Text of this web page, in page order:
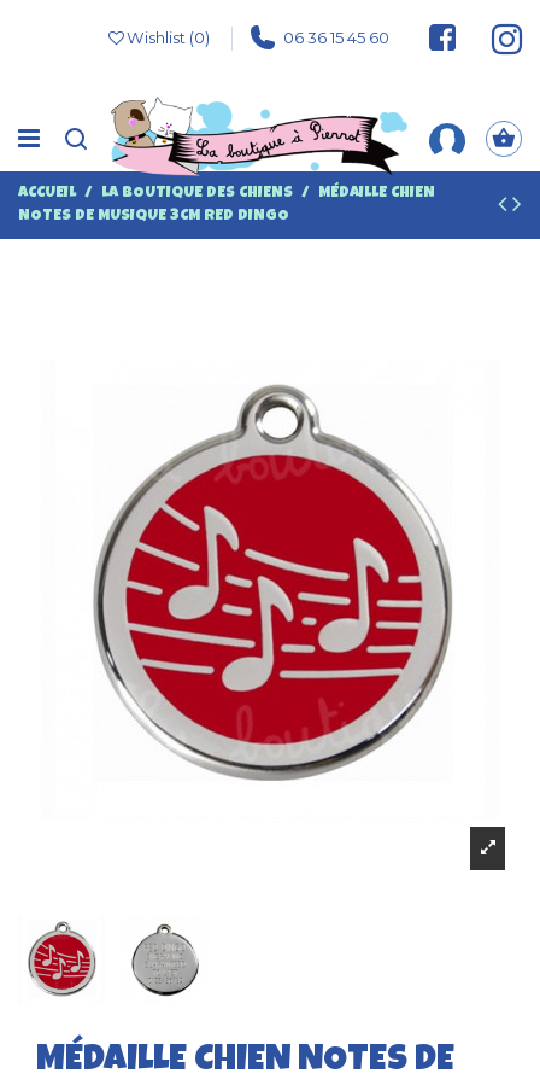
Wishlist (0) 06 36 15 45 60
ACCUEIL LA BOUTIQUE DES CHIENS
MÉDAILLE CHIEN
NOTES DE MUSIQUE 3CM RED DINGO
MÉDAILLE CHIEN NOTES DE